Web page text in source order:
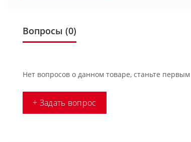
Вопросы (0)
Нет вопросов о данном товаре, станьте
+ Задать вопрос